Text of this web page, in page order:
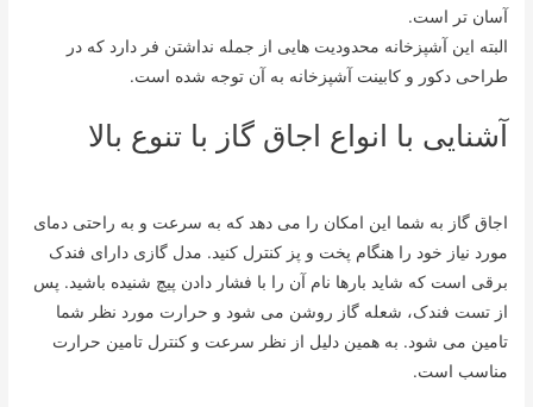
آسان تر است.
البته این آشپزخانه محدودیت هایی از جمله نداشتن فر دارد که در
طراحی دکور و کابینت آشپزخانه به آن توجه شده است.
آشنایی با انواع اجاق گاز با تنوع بالا
اجاق گاز به شما این امکان را می دهد که به سرعت و به راحتی دمای
مورد نیاز خود را هنگام پخت و پز کنترل کنید. مدل گازی دارای فندک
برقی است که شاید بارها نام آن را با فشار دادن پیچ شنیده باشید. پس
از تست فندک، شعله گاز روشن می شود و حرارت مورد نظر شما
تامین می شود. به همین دلیل از نظر سرعت و کنترل تامین حرارت
مناسب است.